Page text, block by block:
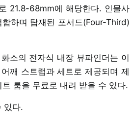
21.8-68mm에 해당한다. 인물사
하며 탑재된 포서드(Four-Third)
소의 전자식 내장 뷰파인더는 이
깨 스트랩과 세트로 제공되며 제
룸을 무료로 내려 받을 수 있다.
있다.